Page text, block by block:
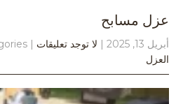
عزل مسابح
أبريل 13, 2025 | لا توجد تعليقات | Categories:
العزل